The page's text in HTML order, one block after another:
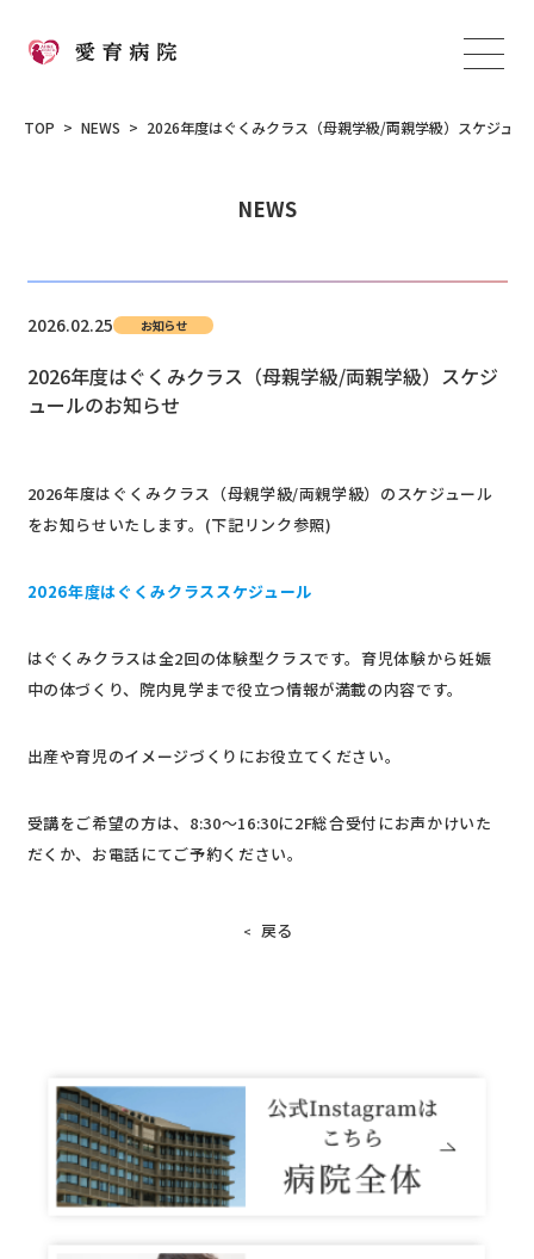
TOP NEWS 2026年度はぐくみクラス（母親学級/両親学級）スケジュー
NEWS
2026.02.25 お知らせ
2026年度はぐくみクラス（母親学級/両親学級）スケジ
ュールのお知らせ
2026年度はぐくみクラス（母親学級/両親学級）のスケジュール
をお知らせいたします。(下記リンク参照)
2026年度はぐくみクラススケジュール
はぐくみクラスは全2回の体験型クラスです。育児体験から妊娠
中の体づくり、院内見学まで役立つ情報が満載の内容です。
出産や育児のイメージづくりにお役立てください。
受講をご希望の方は、8:30〜16:30に2F総合受付にお声かけいた
だくか、お電話にてご予約ください。
戻る